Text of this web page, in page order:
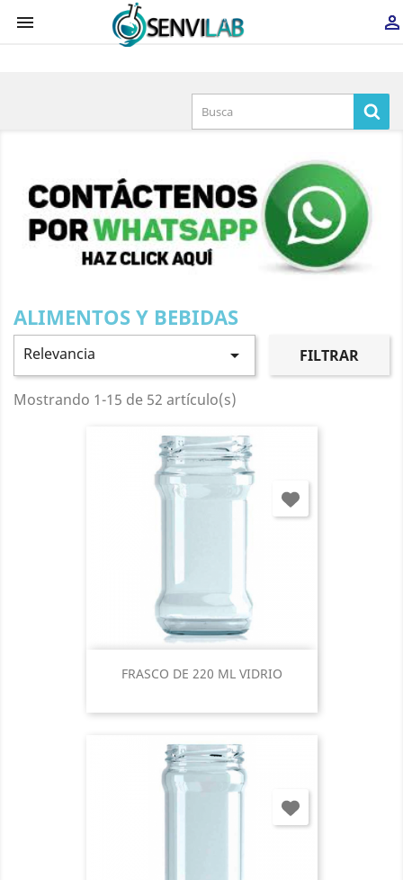
 
ALIMENTOS Y BEBIDAS
Relevancia  FILTRAR
Mostrando 1-15 de 52 artículo(s)
FRASCO DE 220 ML VIDRIO
Iniciar sesión
Cancelar Iniciar sesión